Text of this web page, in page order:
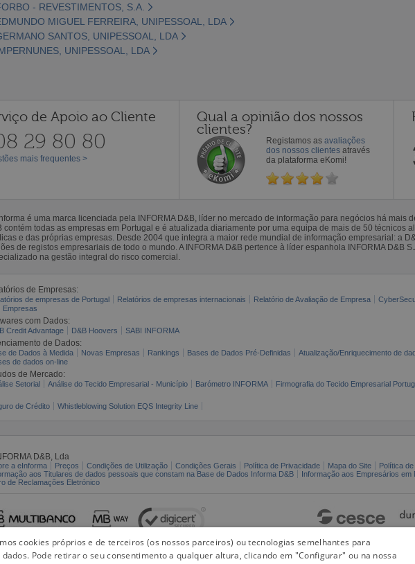
- REVESTIMENTOS, S.A.
MIGUEL FERREIRA, UNIPESSOAL, LDA
SANTOS, UNIPESSOAL, LDA
UNIPESSOAL, LDA
de Apoio ao Cliente
29 80 80
mais frequentes >
Qual a opinião dos nossos
clientes?
Registamos as avaliações
dos nossos clientes através
da plataforma eKomi!
é uma marca licenciada pela INFORMA D&B, líder no mercado de informação para negócios há mais
contém todas as empresas em Portugal e é atualizada diariamente por uma equipa de mais de 50 técnicos
e das próprias empresas. Desde 2004 que integra a maior rede mundial de informação empresarial: a
de registos empresariais de todo o mundo. A INFORMA D&B pertence à líder espanhola INFORMA D&B
na gestão integral do risco comercial.
de Empresas:
de empresas de Portugal Relatórios de empresas internacionais Relatório de Avaliação de Empresa
Empresas
com Dados:
Credit Advantage D&B Hoovers SABI INFORMA
de Dados:
de Dados à Medida Novas Empresas Rankings Bases de Dados Pré-Definidas Atualização/Enriquecimento de
de dados on-line
de Mercado:
Setorial Análise do Tecido Empresarial - Município Barómetro INFORMA Firmografia do Tecido Empresarial
de Crédito Whistleblowing Solution EQS Integrity Line
D&B, Lda
a eInforma Preços Condições de Utilização Condições Gerais Política de Privacidade Mapa do Site Política
aos Titulares de dados pessoais que constam na Base de Dados Informa D&B
Informação aos Empresários em
de Reclamações Eletrónico
cookies próprios e de terceiros (os nossos parceiros) ou tecnologias semelhantes para
Pode retirar o seu consentimento a qualquer altura, clicando em "Configurar" ou na nossa